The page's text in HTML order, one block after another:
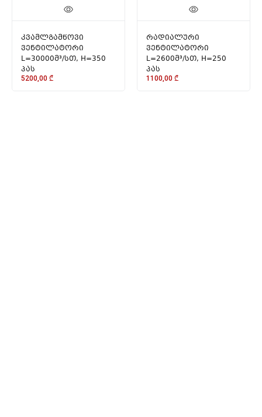
კვამლგამწოვი
ვენტილატორი
L=30000მ³/სთ, H=350
პას
5200,00 ₾
რადიალური
ვენტილატორი
L=2600მ³/სთ, H=250
პას
1100,00 ₾